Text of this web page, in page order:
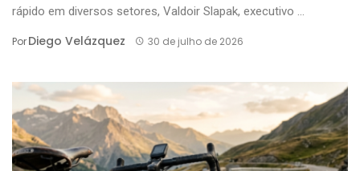
rápido em diversos setores, Valdoir Slapak, executivo ...
PorDiego Velázquez 30 de julho de 2026